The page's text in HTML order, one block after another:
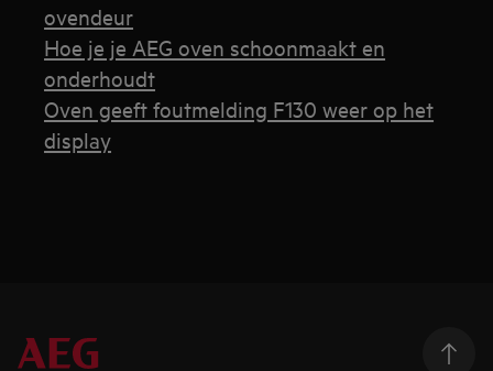
ovendeur
Hoe je je AEG oven schoonmaakt en
onderhoudt
Oven geeft foutmelding F130 weer op het
display